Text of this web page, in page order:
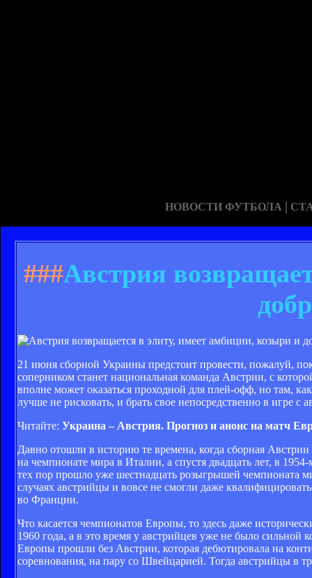
НОВОСТИ ФУТБОЛА |
###Австрия
21 июня сборной Украины предстоит провести, пожалуй,
соперником станет национальная команда Австрии, с
вполне может оказаться проходной для плей-офф, но там,
лучше не рисковать, и брать свое непосредственно в игре с
Читайте: Украина – Австрия. Прогноз и анонс на матч
Давно отошли в историю те времена, когда сборная
на чемпионате мира в Италии, а спустя двадцать лет, в
тех пор прошло уже шестнадцать розыгрышей чемпионата
случаях австрийцы и вовсе не смогли даже
во Франции.
Что касается чемпионатов Европы, то здесь даже
1960 года, а в это время у австрийцев уже не было сильной
Европы прошли без Австрии, которая дебютировала на
соревнования, на пару со Швейцарией. Тогда австрийцы в